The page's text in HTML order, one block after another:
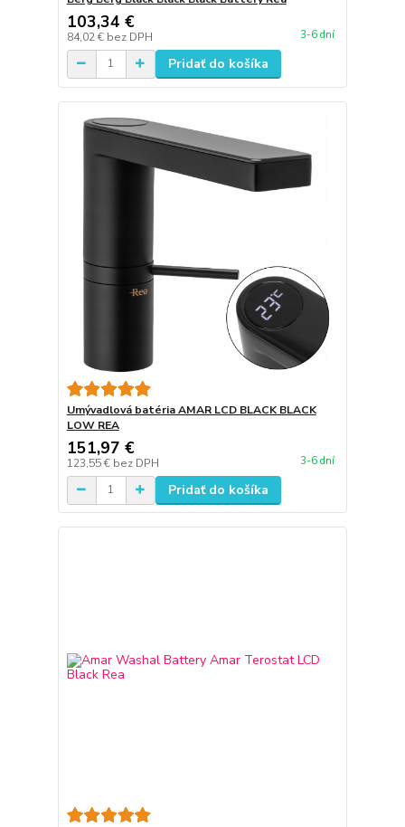
103,34 €
84,02 € bez DPH 3-6 dní
Pridať do košíka
Umývadlová batéria AMAR LCD BLACK BLACK
LOW REA
151,97 €
123,55 € bez DPH 3-6 dní
Pridať do košíka